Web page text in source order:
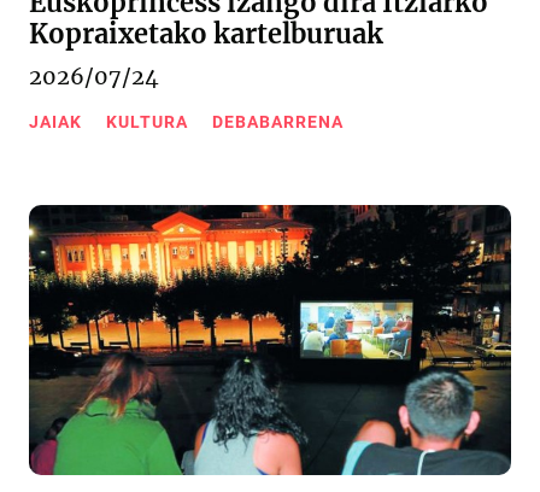
Kopraixetako kartelburuak
2026/07/24
JAIAK KULTURA DEBABARRENA